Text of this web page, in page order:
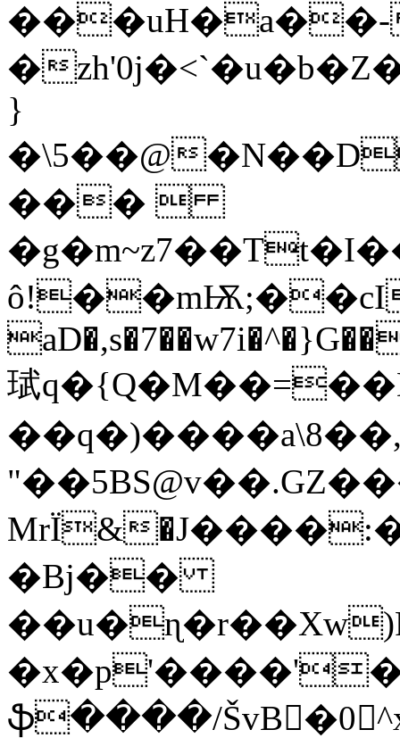
�
}
�\5��@
��� 
珷
MrЇ&
�Bj��
ֆ����/